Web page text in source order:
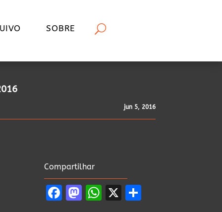
SOBRE
jun 5, 2016
Compartilhar
Facebook
Mastodon
WhatsApp
X